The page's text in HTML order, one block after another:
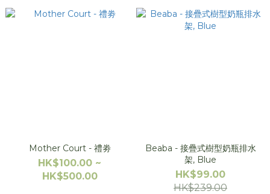
Mother Court - 禮劵
HK$100.00 ~
HK$500.00
Beaba - 接疊式樹型奶瓶排水
架, Blue
HK$99.00
HK$239.00